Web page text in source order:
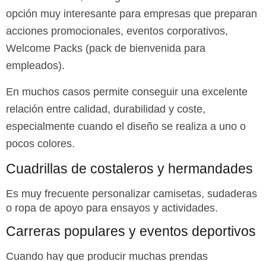
opción muy interesante para empresas que preparan
acciones promocionales, eventos corporativos,
Welcome Packs (pack de bienvenida para
empleados).
En muchos casos permite conseguir una excelente
relación entre calidad, durabilidad y coste,
especialmente cuando el diseño se realiza a uno o
pocos colores.
Cuadrillas de costaleros y hermandades
Es muy frecuente personalizar camisetas, sudaderas
o ropa de apoyo para ensayos y actividades.
Carreras populares y eventos deportivos
Cuando hay que producir muchas prendas